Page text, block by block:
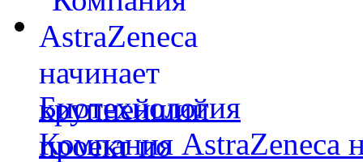
Биотехнология
Компания AstraZeneca